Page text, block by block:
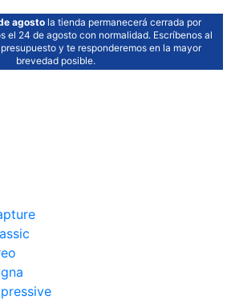
agosto la tienda permanecerá cerrada por
el 24 de agosto con normalidad. Escríbenos al
y te responderemos en la mayor
brevedad posible.